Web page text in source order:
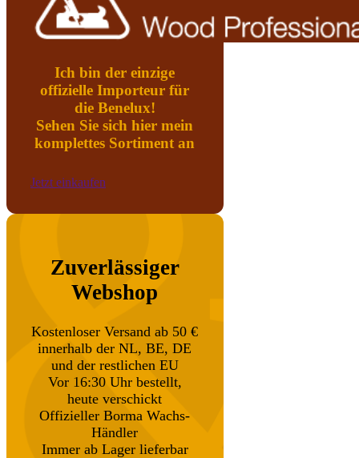
Ich bin der einzige
offizielle Importeur für
die Benelux!
Sehen Sie sich hier mein
komplettes Sortiment an
Jetzt einkaufen
Zuverlässiger
Webshop
Kostenloser Versand ab 50 €
innerhalb der NL, BE, DE
und der restlichen EU
Vor 16:30 Uhr bestellt,
heute verschickt
Offizieller Borma Wachs-
Händler
Immer ab Lager lieferbar